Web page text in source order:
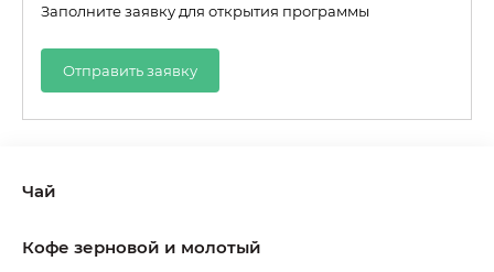
Заполните заявку для открытия программы
Отправить заявку
Чай
Кофе зерновой и молотый